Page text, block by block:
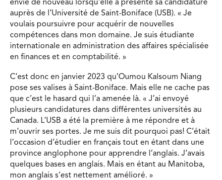
envie de nouveau lorsqu’elle a présenté sa candidature
auprès de l’Université de Saint-Boniface (USB). « Je
voulais poursuivre pour acquérir de nouvelles
compétences dans mon domaine. Je suis étudiante
internationale en administration des affaires spécialisée
en finances et en comptabilité. »
C’est donc en janvier 2023 qu’Oumou Kalsoum Niang
pose ses valises à Saint-Boniface. Mais elle ne cache pas
que c’est le hasard qui l’a amenée là. « J’ai envoyé
plusieurs candidatures dans différentes universités au
Canada. L’USB a été la première à me répondre et à
m’ouvrir ses portes. Je me suis dit pourquoi pas! C’était
l’occasion d’étudier en français tout en étant dans une
province anglophone pour apprendre l’anglais. J’avais
quelques bases en anglais. Mais en étant au Manitoba,
mon anglais s’est nettement amélioré. »